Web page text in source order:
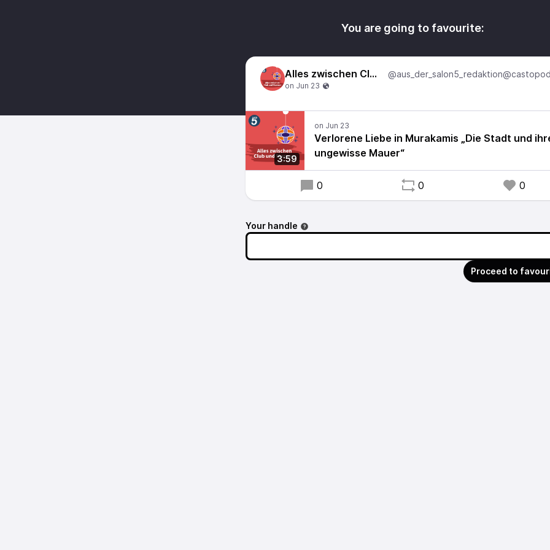
You are going to favourite:
Alles zwischen Club und Museum
3:59
Verlorene Liebe in Murakamis „Die Stadt und
ungewisse Mauer“
0 0 0
Your handle
Proceed to